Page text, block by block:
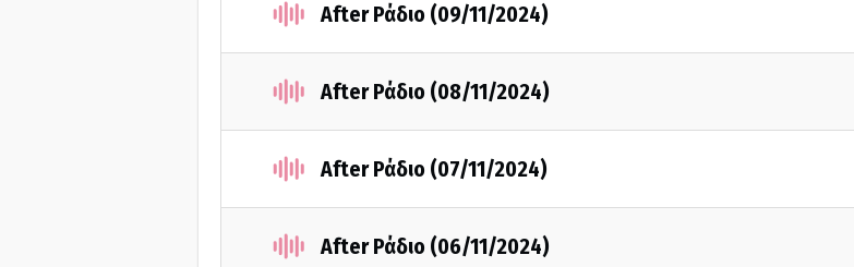
After Ράδιο (09/11/2024)
After Ράδιο (08/11/2024)
After Ράδιο (07/11/2024)
After Ράδιο (06/11/2024)